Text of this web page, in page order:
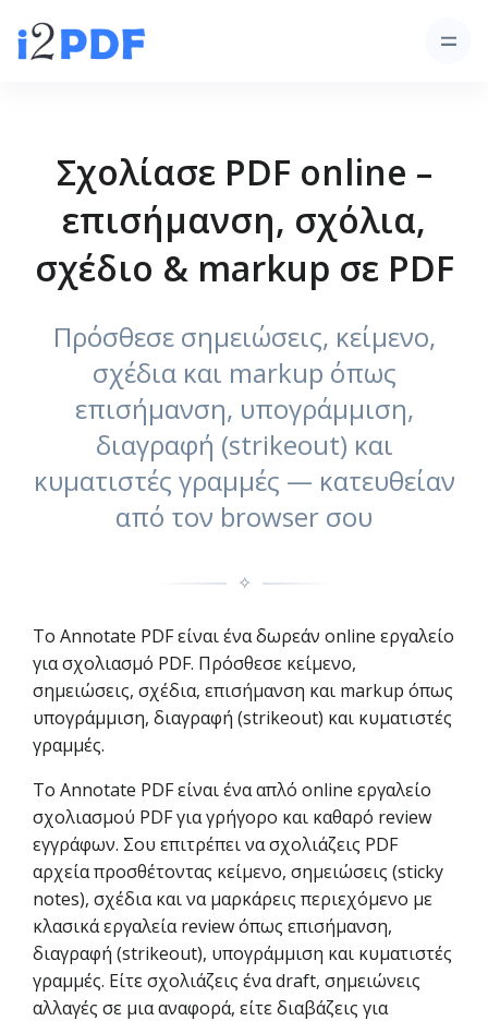
Σχολίασε PDF online –
επισήμανση, σχόλια,
σχέδιο & markup σε PDF
Πρόσθεσε σημειώσεις, κείμενο,
σχέδια και markup όπως
επισήμανση, υπογράμμιση,
διαγραφή (strikeout) και
κυματιστές γραμμές — κατευθείαν
από τον browser σου
✧
Το Annotate PDF είναι ένα δωρεάν online εργαλείο
για σχολιασμό PDF. Πρόσθεσε κείμενο,
σημειώσεις, σχέδια, επισήμανση και markup όπως
υπογράμμιση, διαγραφή (strikeout) και κυματιστές
γραμμές.
Το Annotate PDF είναι ένα απλό online εργαλείο
σχολιασμού PDF για γρήγορο και καθαρό review
εγγράφων. Σου επιτρέπει να σχολιάζεις PDF
αρχεία προσθέτοντας κείμενο, σημειώσεις (sticky
notes), σχέδια και να μαρκάρεις περιεχόμενο με
κλασικά εργαλεία review όπως επισήμανση,
διαγραφή (strikeout), υπογράμμιση και κυματιστές
γραμμές. Είτε σχολιάζεις ένα draft, σημειώνεις
αλλαγές σε μια αναφορά, είτε διαβάζεις για